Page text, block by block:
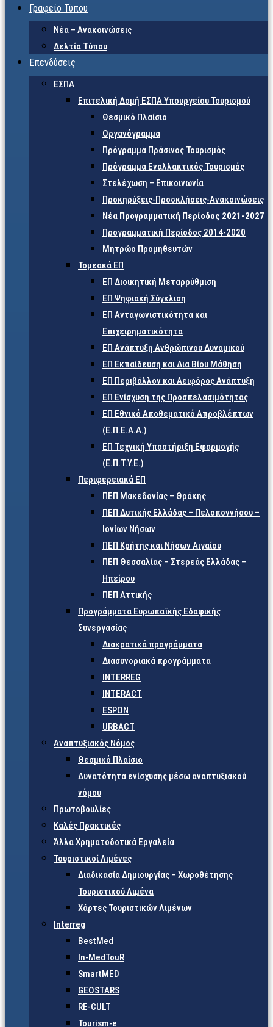
Γραφείο Τύπου
Νέα – Ανακοινώσεις
Δελτία Τύπου
Επενδύσεις
ΕΣΠΑ
Επιτελική Δομή ΕΣΠΑ Υπουργείου Τουρισμού
Θεσμικό Πλαίσιο
Οργανόγραμμα
Πρόγραμμα Πράσινος Τουρισμός
Πρόγραμμα Εναλλακτικός Τουρισμός
Στελέχωση – Επικοινωνία
Προκηρύξεις-Προσκλήσεις-Ανακοινώσεις
Νέα Προγραμματική Περίοδος 2021-2027
Προγραμματική Περίοδος 2014-2020
Μητρώο Προμηθευτών
Τομεακά ΕΠ
ΕΠ Διοικητική Μεταρρύθμιση
ΕΠ Ψηφιακή Σύγκλιση
ΕΠ Ανταγωνιστικότητα και
Επιχειρηματικότητα
ΕΠ Ανάπτυξη Ανθρώπινου Δυναμικού
ΕΠ Εκπαίδευση και Δια Βίου Μάθηση
ΕΠ Περιβάλλον και Αειφόρος Ανάπτυξη
ΕΠ Ενίσχυση της Προσπελασιμότητας
ΕΠ Εθνικό Αποθεματικό Απροβλέπτων
(Ε.Π.Ε.Α.Α.)
ΕΠ Τεχνική Υποστήριξη Εφαρμογής
(Ε.Π.Τ.Υ.Ε.)
Περιφερειακά ΕΠ
ΠΕΠ Μακεδονίας – Θράκης
ΠΕΠ Δυτικής Ελλάδας – Πελοποννήσου –
Ιονίων Νήσων
ΠΕΠ Κρήτης και Νήσων Αιγαίου
ΠΕΠ Θεσσαλίας – Στερεάς Ελλάδας –
Ηπείρου
ΠΕΠ Αττικής
Προγράμματα Ευρωπαϊκής Εδαφικής
Συνεργασίας
Διακρατικά προγράμματα
Διασυνοριακά προγράμματα
INTERREG
INTERACT
ESPON
URBACT
Αναπτυξιακός Νόμος
Θεσμικό Πλαίσιο
Δυνατότητα ενίσχυσης μέσω αναπτυξιακού
νόμου
Πρωτοβουλίες
Καλές Πρακτικές
Άλλα Χρηματοδοτικά Εργαλεία
Τουριστικοί Λιμένες
Διαδικασία Δημιουργίας – Χωροθέτησης
Τουριστικού Λιμένα
Χάρτες Τουριστικών Λιμένων
Interreg
BestMed
In-MedTouR
SmartMED
GEOSTARS
RE-CULT
Tourism-e